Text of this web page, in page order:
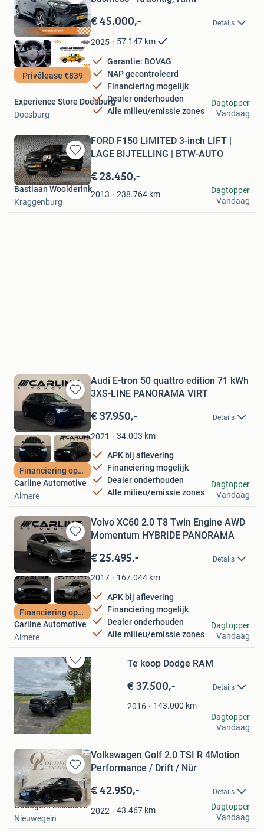
Bewaren
in
Mijn
Favorieten
Privélease €839
€ 45.000,- Details
2025 57.147 km
Garantie: BOVAG
NAP gecontroleerd
Financiering mogelijk
Dealer onderhouden
Alle milieu/emissie zones
Experience Store Doesburg
Doesburg
Dagtopper
Vandaag
Bewaren
in
Mijn
Favorieten
FORD F150 LIMITED 3-inch LIFT |
LAGE BIJTELLING | BTW-AUTO
€ 28.450,-
2013 238.764 km
Bastiaan Woolderink
Kraggenburg
Dagtopper
Vandaag
Bewaren
in
Mijn
Favorieten
Financiering optie
Audi E-tron 50 quattro edition 71 kWh
3XS-LINE PANORAMA VIRT
€ 37.950,- Details
2021 34.003 km
APK bij aflevering
Financiering mogelijk
Dealer onderhouden
Alle milieu/emissie zones
Carline Automotive
Almere
Dagtopper
Vandaag
Bewaren
in
Mijn
Favorieten
Financiering optie
Volvo XC60 2.0 T8 Twin Engine AWD
Momentum HYBRIDE PANORAMA
€ 25.495,- Details
2017 167.044 km
APK bij aflevering
Financiering mogelijk
Dealer onderhouden
Alle milieu/emissie zones
Carline Automotive
Almere
Dagtopper
Vandaag
Bewaren
in
Mijn
Favorieten
Te koop Dodge RAM
€ 37.500,- Details
2016 143.000 km
Jurgen
Groesbeek
Dagtopper
Vandaag
Bewaren
in
Mijn
Favorieten
Volkswagen Golf 2.0 TSI R 4Motion
Performance / Drift / Nür
€ 42.950,- Details
2022 43.467 km
Oudegein Exclusive
Nieuwegein
Dagtopper
Vandaag